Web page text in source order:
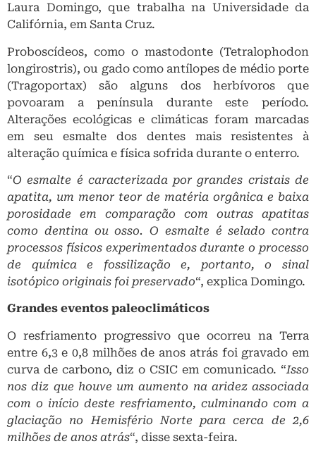
Laura Domingo, que trabalha na Universidade da
Califórnia, em Santa Cruz.
Proboscídeos, como o mastodonte (Tetralophodon
longirostris), ou gado como antílopes de médio porte
(Tragoportax) são alguns dos herbívoros que
povoaram a península durante este período.
Alterações ecológicas e climáticas foram marcadas
em seu esmalte dos dentes mais resistentes à
alteração química e física sofrida durante o enterro.
“O esmalte é caracterizada por grandes cristais de
apatita, um menor teor de matéria orgânica e baixa
porosidade em comparação com outras apatitas
como dentina ou osso. O esmalte é selado contra
processos físicos experimentados durante o processo
de química e fossilização e, portanto, o sinal
isotópico originais foi preservado“, explica Domingo.
Grandes eventos paleoclimáticos
O resfriamento progressivo que ocorreu na Terra
entre 6,3 e 0,8 milhões de anos atrás foi gravado em
curva de carbono, diz o CSIC em comunicado. “Isso
nos diz que houve um aumento na aridez associada
com o início deste resfriamento, culminando com a
glaciação no Hemisfério Norte para cerca de 2,6
milhões de anos atrás“, disse sexta-feira.